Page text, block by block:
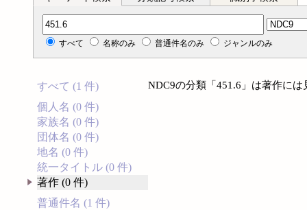
分類記号検索
すべて 名称のみ 普通件名のみ ジャンルのみ
すべて (1 件)
個人名 (0 件)
家族名 (0 件)
団体名 (0 件)
地名 (0 件)
統一タイトル (0 件)
著作 (0 件)
普通件名 (1 件)
NDC9の分類「451.6」は著作に